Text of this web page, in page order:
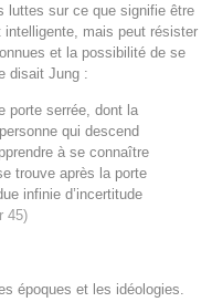
luttes sur ce que signifie être
intelligente, mais peut résister
et la possibilité de se
disait Jung :
porte serrée, dont la
qui descend
à se connaître
trouve après la porte
infinie d’incertitude
45)
époques et les idéologies.